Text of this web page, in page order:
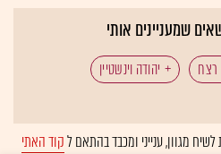
שמעניינים אותי
רצח יהודה וינשטיין
מגוון, ענייני ומכבד בהתאם לקוד האתי